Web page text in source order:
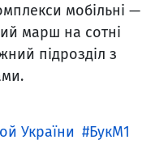
мобільні —
марш на сотні
підрозділ з
України БукМ1